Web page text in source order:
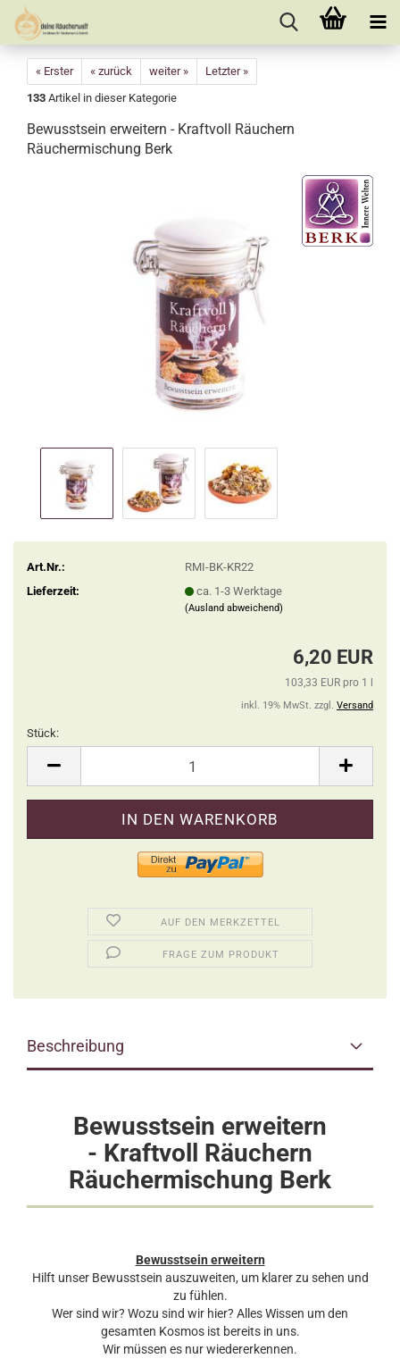
« Erster « zurück weiter »
Letzter »
133 Artikel in dieser Kategorie
Bewusstsein erweitern - Kraftvoll Räuchern
Räuchermischung Berk
Art.Nr.:
RMI-BK-KR22
Lieferzeit:
ca. 1-3 Werktage
(Ausland abweichend)
6,20 EUR
103,33 EUR pro 1 l
inkl. 19% MwSt. zzgl. Versand
Stück:
AUF DEN MERKZETTEL
FRAGE ZUM PRODUKT
Beschreibung
Bewusstsein erweitern
- Kraftvoll Räuchern
Räuchermischung Berk
Bewusstsein erweitern
Hilft unser Bewusstsein auszuweiten, um klarer zu sehen und
zu fühlen.
Wer sind wir? Wozu sind wir hier? Alles Wissen um den
gesamten Kosmos ist bereits in uns.
Wir müssen es nur wiedererkennen.